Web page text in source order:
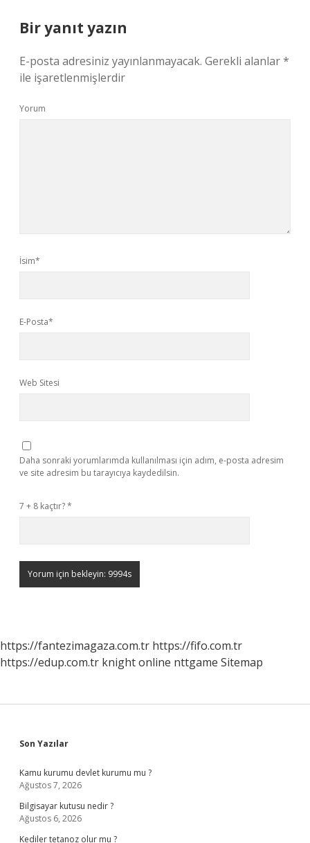
Bir yanıt yazın
E-posta adresiniz yayınlanmayacak. Gerekli alanlar*
ile işaretlenmişlerdir
Yorum
İsim*
E-Posta*
Web Sitesi
Daha sonraki yorumlarımda kullanılması için adım, e-posta adresim
ve site adresim bu tarayıcıya kaydedilsin.
7 + 8 kaçtır?*
https://fantezimagaza.com.tr https://fifo.com.tr
https://edup.com.tr knight online nttgame Sitemap
Sidebar
Son Yazılar
Kamu kurumu devlet kurumu mu ?
Ağustos 7, 2026
Bilgisayar kutusu nedir ?
Ağustos 6, 2026
Kediler tetanoz olur mu ?